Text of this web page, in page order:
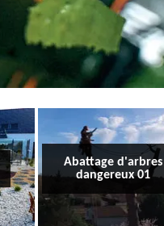
Abattage d'arbres
dangereux 01